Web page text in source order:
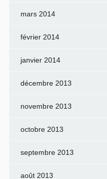
mars 2014
février 2014
janvier 2014
décembre 2013
novembre 2013
octobre 2013
septembre 2013
août 2013